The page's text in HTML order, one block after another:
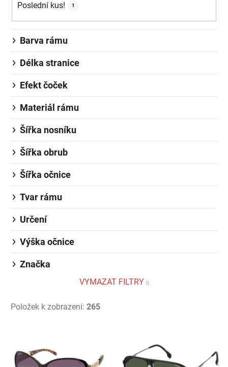
Poslední kus! 1
Barva rámu
Délka stranice
Efekt čoček
Materiál rámu
Šířka nosníku
Šířka obrub
Šířka očnice
Tvar rámu
Určení
Výška očnice
Značka
VYMAZAT FILTRY
Položek k zobrazení: 265